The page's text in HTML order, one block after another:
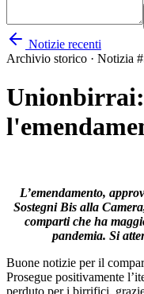
Notizie recenti
Archivio storico · Notizia #
Unionbirrai:
L’emendamento,
Sostegni Bis alla
comparti che ha
pandemia. Si
Buone notizie per il
Prosegue positivamente
perduto per i birrifici,